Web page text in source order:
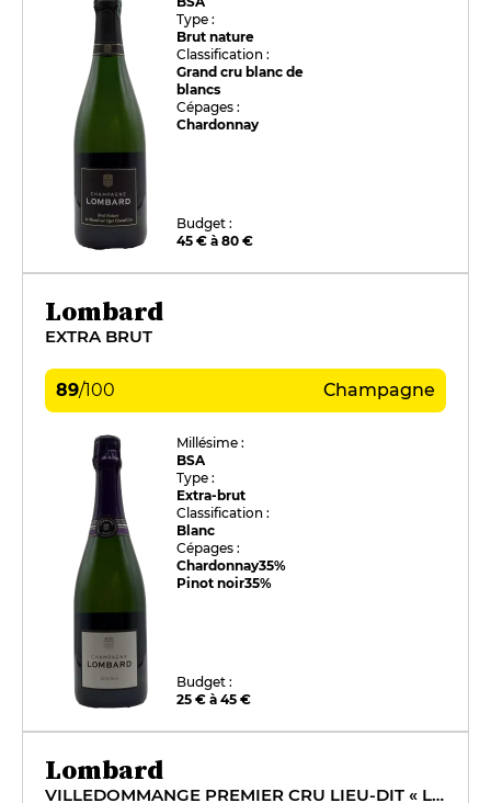
Type :
Brut nature
Classification :
Grand cru blanc de
blancs
Cépages :
Chardonnay
Budget :
45 € à 80 €
Lombard
EXTRA BRUT
89/100 Champagne
Millésime :
BSA
Type :
Extra-brut
Classification :
Blanc
Cépages :
Chardonnay35%
Pinot noir35%
Budget :
25 € à 45 €
Lombard
VILLEDOMMANGE PREMIER CRU LIEU-DIT « LES RIBAUDS »